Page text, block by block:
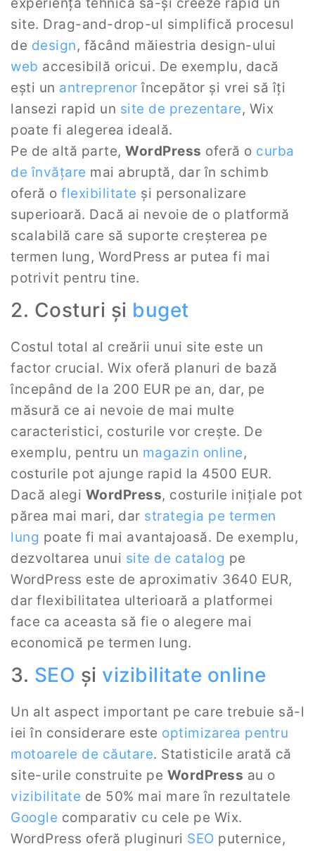
site. Drag-and-drop-ul simplifică procesul
de design, făcând măiestria design-ului
web accesibilă oricui. De exemplu, dacă
ești un antreprenor începător și vrei să îți
lansezi rapid un site de prezentare, Wix
poate fi alegerea ideală.
Pe de altă parte, WordPress oferă o curba
de învățare mai abruptă, dar în schimb
oferă o flexibilitate și personalizare
superioară. Dacă ai nevoie de o platformă
scalabilă care să suporte creșterea pe
termen lung, WordPress ar putea fi mai
potrivit pentru tine.
2. Costuri și buget
Costul total al creării unui site este un
factor crucial. Wix oferă planuri de bază
începând de la 200 EUR pe an, dar, pe
măsură ce ai nevoie de mai multe
caracteristici, costurile vor crește. De
exemplu, pentru un magazin online,
costurile pot ajunge rapid la 4500 EUR.
Dacă alegi WordPress, costurile inițiale pot
părea mai mari, dar strategia pe termen
lung poate fi mai avantajoasă. De exemplu,
dezvoltarea unui site de catalog pe
WordPress este de aproximativ 3640 EUR,
dar flexibilitatea ulterioară a platformei
face ca aceasta să fie o alegere mai
economică pe termen lung.
3. SEO și vizibilitate online
Un alt aspect important pe care trebuie să-l
iei în considerare este optimizarea pentru
motoarele de căutare. Statisticile arată că
site-urile construite pe WordPress au o
vizibilitate de 50% mai mare în rezultatele
Google comparativ cu cele pe Wix.
WordPress oferă pluginuri SEO puternice,